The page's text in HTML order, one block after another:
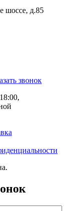
шоссе, д.85
звонок
,